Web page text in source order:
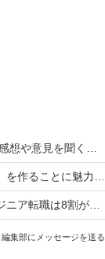
編集部にメッセージを送る